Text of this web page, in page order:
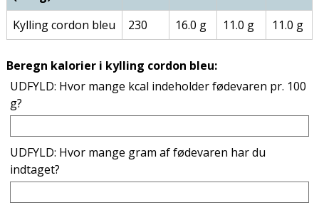
Kylling cordon bleu 230 16.0 g 11.0 g 11.0 g
Beregn kalorier i kylling cordon bleu:
UDFYLD: Hvor mange kcal indeholder fødevaren pr. 100
g?
UDFYLD: Hvor mange gram af fødevaren har du
indtaget?